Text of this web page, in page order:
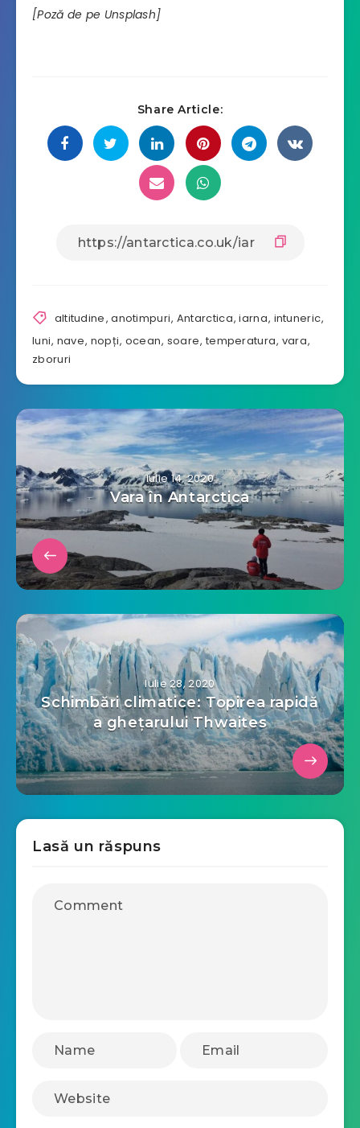
[Poză de pe Unsplash]
Share Article:
altitudine,anotimpuri, Antarctica,iarna, intuneric,
luni, nave, nopți, ocean, soare, temperatura, vara,
zboruri
Iulie 14, 2020
Vara în Antarctica
Iulie 28, 2020
Schimbări climatice: Topirea rapidă
a ghețarului Thwaites
Lasă un răspuns